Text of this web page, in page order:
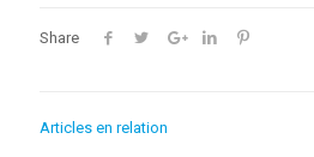
Share
Articles en relation